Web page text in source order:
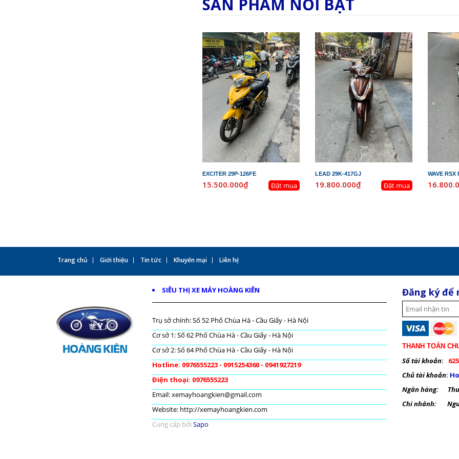
SẢN PHẨM NỔI BẬT
EXCITER 29P-126FE
15.500.000₫ Đặt mua
LEAD 29K-417GJ
19.800.000₫ Đặt mua
WAVE RSX
Trang chủ Giới thiệu Tin tức Khuyến mại Liên hệ
SIÊU THỊ XE MÁY HOÀNG KIÊN
Trụ sở chính: Số 52 Phố Chùa Hà - Cầu Giấy - Hà Nội
Cơ sở 1: Số 62 Phố Chùa Hà - Cầu Giấy - Hà Nội
Cơ sở 2: Số 64 Phố Chùa Hà - Cầu Giấy - Hà Nội
Hotline: 0976555223 - 0915254360 - 0941927219
Điện thoại: 0976555223
Email: xemayhoangkien@gmail.com
Website: http://xemayhoangkien.com
Cung cấp bởi Sapo
Đăng ký để
THANH TOÁN
Số tài khoản:
Chủ tài khoản:
Ngân hàng:
Chi nhánh: